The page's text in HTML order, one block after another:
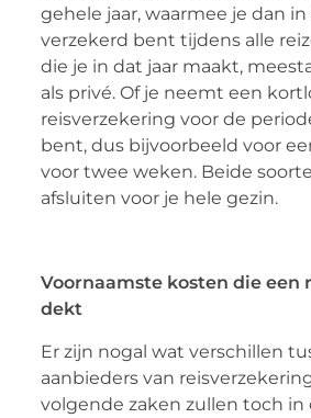
gehele jaar, waarmee je dan
verzekerd bent tijdens alle
die je in dat jaar maakt,
als privé. Of je neemt een
reisverzekering voor de
bent, dus bijvoorbeeld voor
voor twee weken. Beide
afsluiten voor je hele gezin.
Voornaamste kosten die een
dekt
Er zijn nogal wat verschillen
aanbieders van
volgende zaken zullen toch in